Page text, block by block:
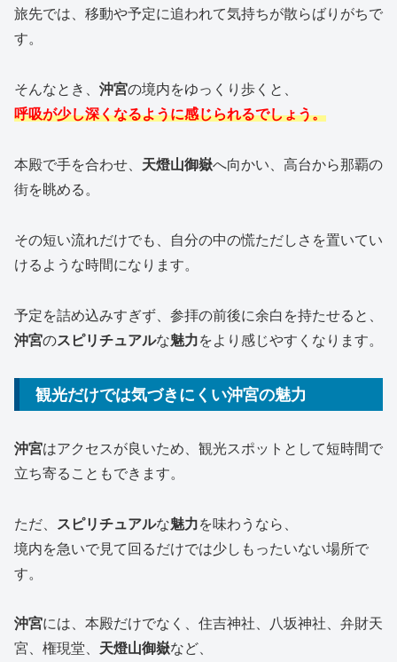
旅先では、移動や予定に追われて気持ちが散らばりがちで
す。
そんなとき、 沖宮の境内をゆっくり歩くと、
呼吸が少し深くなるように感じられるでしょう。
本殿で手を合わせ、 天燈山御嶽へ向かい、高台から那覇の
街を眺める。
その短い流れだけでも、自分の中の慌ただしさを置いてい
けるような時間になります。
予定を詰め込みすぎず、参拝の前後に余白を持たせると、
沖宮のスピリチュアルな魅力をより感じやすくなります。
観光だけでは気づきにくい沖宮の魅力
沖宮はアクセスが良いため、観光スポットとして短時間で
立ち寄ることもできます。
ただ、 スピリチュアルな魅力を味わうなら、
境内を急いで見て回るだけでは少しもったいない場所で
す。
沖宮には、本殿だけでなく、住吉神社、八坂神社、弁財天
宮、権現堂、 天燈山御嶽など、